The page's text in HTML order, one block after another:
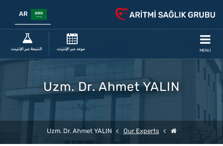
MENU موعد عبر الإنترنت النتيجة عبر الإنترنت
Uzm. Dr. Ahmet YALIN
Our Experts
Uzm. Dr. Ahmet YALIN